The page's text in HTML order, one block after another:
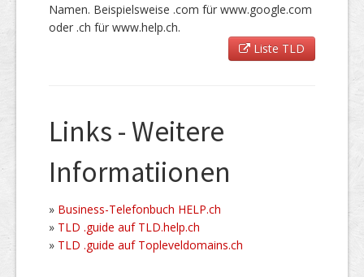
Namen. Beispielsweise .com für www.google.com
oder .ch für www.help.ch.
Liste TLD
Links - Weitere
Informatiionen
» Business-Telefonbuch HELP.ch
» TLD .guide auf TLD.help.ch
» TLD .guide auf Topleveldomains.ch